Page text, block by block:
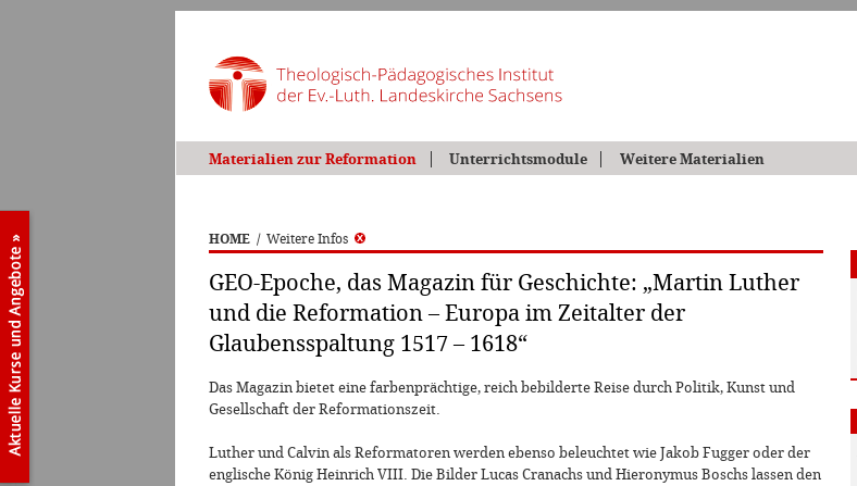
Materialien zur Reformation Unterrichtsmodule Weitere Materialien
HOME / Weitere Infos
GEO-Epoche, das Magazin für Geschichte: „Martin Luther
und die Reformation – Europa im Zeitalter der
Glaubensspaltung 1517 – 1618“
Das Magazin bietet eine farbenprächtige, reich bebilderte Reise durch Politik, Kunst und
Gesellschaft der Reformationszeit.
Luther und Calvin als Reformatoren werden ebenso beleuchtet wie Jakob Fugger oder der
englische König Heinrich VIII. Die Bilder Lucas Cranachs und Hieronymus Boschs lassen den